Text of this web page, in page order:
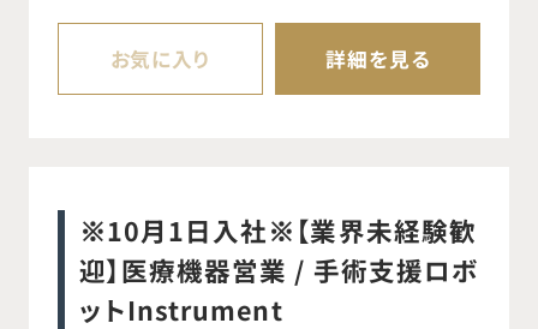
動全般 ○整形外科のドクターへ製品・手技
の情報提供を行う ○代理店と協力し各地域
行う 変更の範囲：会社の定める業務
お気に入り 詳細を見る
※10月1日入社※【業界未経験歓
迎】医療機器営業 / 手術支援ロボ
ットInstrument